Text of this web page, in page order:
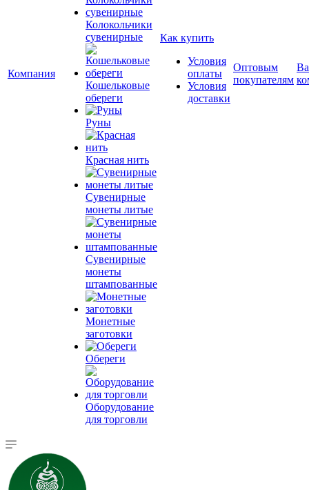
Компания
Колокольчики
сувенирные
Кошельковые
обереги
Руны
Красная нить
Сувенирные
монеты литые
Сувенирные
монеты
штампованные
Монетные
заготовки
Обереги
Оборудование
для торговли
Как купить
Условия
оплаты
Условия
доставки
Оптовым
покупателям